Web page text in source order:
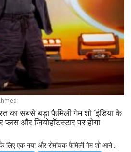
का सबसे बड़ा फैमिली गेम शो ‘इंडिया के
प्लस और जियोहॉटस्टार पर होगा
लिए एक नया और रोमांचक फैमिली गेम शो आने...